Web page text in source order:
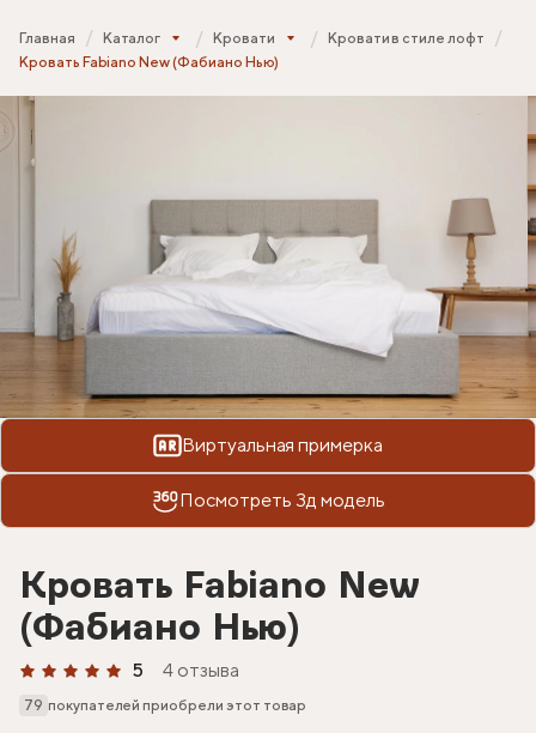
Главная Каталог Кровати
Кровати в стиле лофт
Кровать Fabiano New (Фабиано Нью)
Виртуальная примерка
Посмотреть 3д модель
Кровать Fabiano New
(Фабиано Нью)
5 4 отзыва
79 покупателей приобрели этот товар